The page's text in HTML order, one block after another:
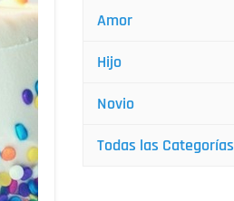
Amor
Hijo
Novio
Todas las Categorías